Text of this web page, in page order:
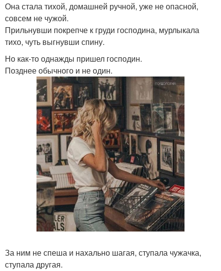
Она стала тихой, домашней ручной, уже не опасной,
совсем не чужой.
Прильнувши покрепче к груди господина, мурлыкала
тихо, чуть выгнувши спину.
Но как-то однажды пришел господин.
Позднее обычного и не один.
За ним не спеша и нахально шагая, ступала чужачка,
ступала другая.